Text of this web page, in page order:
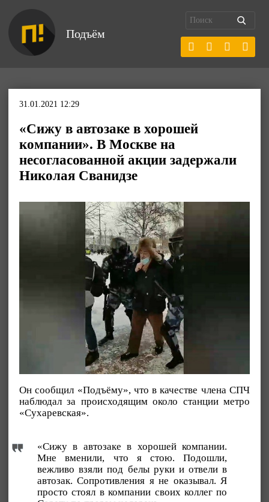
Подъём
31.01.2021 12:29
«Сижу в автозаке в хорошей
компании». В Москве на
несогласованной акции задержали
Николая Сванидзе
Он сообщил «Подъёму», что в качестве члена СПЧ
наблюдал за происходящим около станции метро
«Сухаревская».
«Сижу в автозаке в хорошей компании.
Мне вменили, что я стою. Подошли,
вежливо взяли под белы руки и отвели в
автозак. Сопротивления я не оказывал. Я
просто стоял в компании своих коллег по